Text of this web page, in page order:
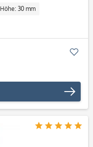
Höhe: 30 mm